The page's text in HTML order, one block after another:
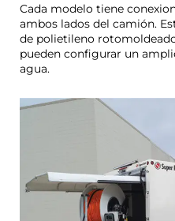
Cada modelo tiene
ambos lados del camión.
de polietileno
pueden configurar un
agua.